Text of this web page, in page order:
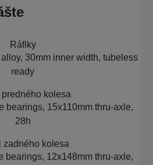
Ráfiky
30mm inner width, tubeless
ready
predného kolesa
bearings, 15x110mm thru-axle,
28h
zadného kolesa
bearings, 12x148mm thru-axle,